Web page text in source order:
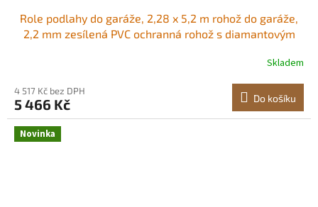
Role podlahy do garáže, 2,28 x 5,2 m rohož do garáže,
2,2 mm zesílená PVC ochranná rohož s diamantovým
se čistí pro sklady, tělocvičny, přívěsy, černá Flexibilní
Skladem
4 517 Kč bez DPH
5 466 Kč Do košíku
Novinka